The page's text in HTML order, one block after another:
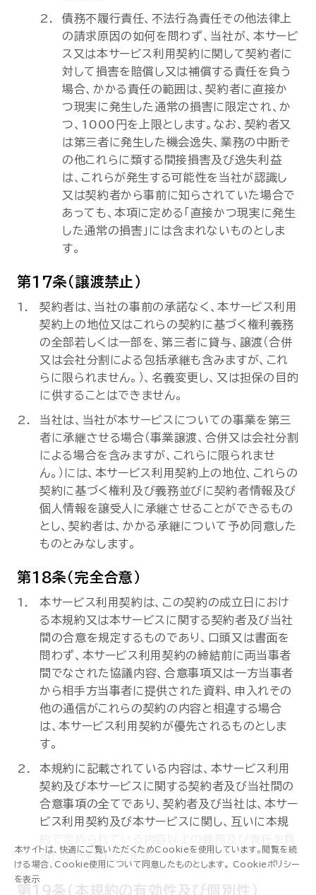
債務不履行責任、不法行為責任その他法律上
の請求原因の如何を問わず、当社が、本サービ
ス又は本サービス利用契約に関して契約者に
対して損害を賠償し又は補償する責任を負う
場合、かかる責任の範囲は、契約者に直接か
つ現実に発生した通常の損害に限定され、か
つ、1000円を上限とします。なお、契約者又
は第三者に発生した機会逸失、業務の中断そ
の他これらに類する間接損害及び逸失利益
は、これらが発生する可能性を当社が認識し
又は契約者から事前に知らされていた場合で
あっても、本項に定める「直接かつ現実に発生
した通常の損害」には含まれないものとしま
す。
第17条（譲渡禁止）
契約者は、当社の事前の承諾なく、本サービス利用
契約上の地位又はこれらの契約に基づく権利義務
の全部若しくは一部を、第三者に貸与、譲渡（合併
又は会社分割による包括承継も含みますが、これ
らに限られません。）、名義変更し、又は担保の目的
に供することはできません。
当社は、当社が本サービスについての事業を第三
者に承継させる場合（事業譲渡、合併又は会社分割
による場合を含みますが、これらに限られませ
ん。）には、本サービス利用契約上の地位、これらの
契約に基づく権利及び義務並びに契約者情報及び
個人情報を譲受人に承継させることができるもの
とし、契約者は、かかる承継について予め同意した
ものとみなします。
第18条（完全合意）
本サービス利用契約は、この契約の成立日におけ
る本規約又は本サービスに関する契約者及び当社
間の合意を規定するものであり、口頭又は書面を
問わず、本サービス利用契約の締結前に両当事者
間でなされた協議内容、合意事項又は一方当事者
から相手方当事者に提供された資料、申入れその
他の通信がこれらの契約の内容と相違する場合
は、本サービス利用契約が優先されるものとしま
す。
本規約に記載されている内容は、本サービス利用
契約及び本サービスに関する契約者及び当社間の
合意事項の全てであり、契約者及び当社は、本サー
ビス利用契約及び本サービスに関し、互いに本規
担しないものとします。
第19条（本規約の有効性及び個別性）
本サイトは、快適にご覧いただくためCookieを使用しています。閲覧を続
ける場合、Cookie使用について同意したものとします。 Cookieポリシー
を表示